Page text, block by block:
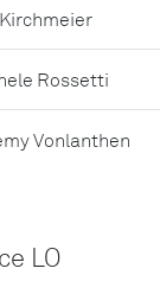
Rossetti
Vonlanthen
LO